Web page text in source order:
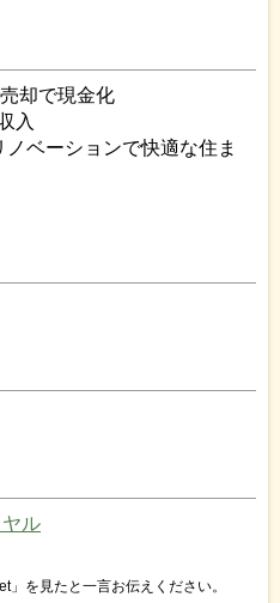
売却で現金化
入
ベーションで快適な住ま
ル
を見たと一言お伝えください。